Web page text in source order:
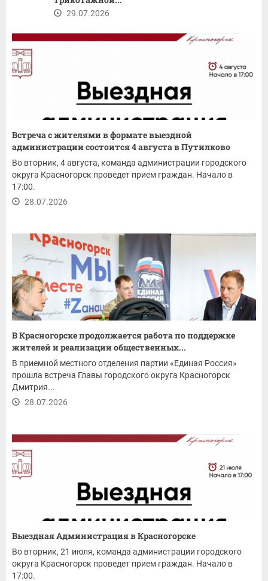
29.07.2026
Встреча с жителями в формате выездной
администрации состоится 4 августа в Путилково
Во вторник, 4 августа, команда администрации городского
округа Красногорск проведет прием граждан. Начало в
17:00.
28.07.2026
В Красногорске продолжается работа по поддержке
жителей и реализации общественных...
В приемной местного отделения партии «Единая Россия»
прошла встреча Главы городского округа Красногорск
Дмитрия...
28.07.2026
Выездная Администрация в Красногорске
Во вторник, 21 июля, команда администрации городского
округа Красногорск проведет прием граждан. Начало в
17:00.